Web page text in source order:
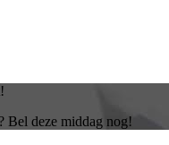
Bel deze middag nog!